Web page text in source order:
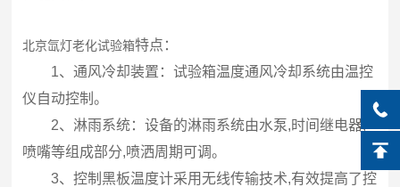
北京氙灯老化试验箱特点：
1、通风冷却装置：试验箱温度通风冷却系统由温控
仪自动控制。
2、淋雨系统：设备的淋雨系统由水泵,时间继电器,
喷嘴等组成部分,喷洒周期可调。
3、控制黑板温度计采用无线传输技术,有效提高了控